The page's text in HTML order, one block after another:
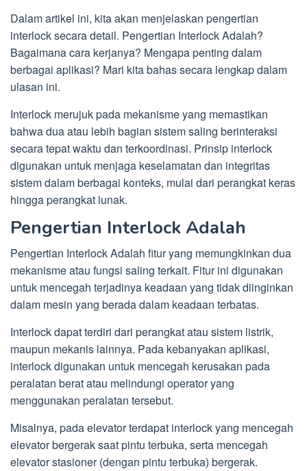
Dalam artikel ini, kita akan menjelaskan pengertian
interlock secara detail. Pengertian Interlock Adalah?
Bagaimana cara kerjanya? Mengapa penting dalam
berbagai aplikasi? Mari kita bahas secara lengkap dalam
ulasan ini.
Interlock merujuk pada mekanisme yang memastikan
bahwa dua atau lebih bagian sistem saling berinteraksi
secara tepat waktu dan terkoordinasi. Prinsip interlock
digunakan untuk menjaga keselamatan dan integritas
sistem dalam berbagai konteks, mulai dari perangkat keras
hingga perangkat lunak.
Pengertian Interlock Adalah
Pengertian Interlock Adalah fitur yang memungkinkan dua
mekanisme atau fungsi saling terkait. Fitur ini digunakan
untuk mencegah terjadinya keadaan yang tidak diinginkan
dalam mesin yang berada dalam keadaan terbatas.
Interlock dapat terdiri dari perangkat atau sistem listrik,
maupun mekanis lainnya. Pada kebanyakan aplikasi,
interlock digunakan untuk mencegah kerusakan pada
peralatan berat atau melindungi operator yang
menggunakan peralatan tersebut.
Misalnya, pada elevator terdapat interlock yang mencegah
elevator bergerak saat pintu terbuka, serta mencegah
elevator stasioner (dengan pintu terbuka) bergerak.